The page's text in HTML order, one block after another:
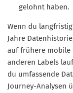
gelohnt haben.
Wenn du
Jahre
auf frühere mobile
anderen Labels
du umfassende
Journey-Analysen